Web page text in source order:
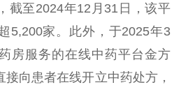
截至2024年12月31日，该平
5,200家。此外，于2025年3
房服务的在线中药平台金方
向患者在线开立中药处方，